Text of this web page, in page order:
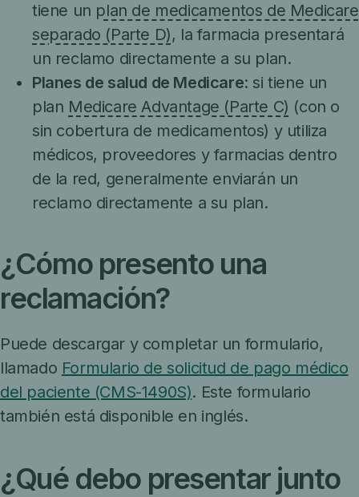
tiene un plan de medicamentos de Medicare
separado (Parte D), la farmacia presentará
un reclamo directamente a su plan.
Planes de salud de Medicare: si tiene un
plan Medicare Advantage (Parte C) (con o
sin cobertura de medicamentos) y utiliza
médicos, proveedores y farmacias dentro
de la red, generalmente enviarán un
reclamo directamente a su plan.
¿Cómo presento una
reclamación?
Puede descargar y completar un formulario,
llamado Formulario de solicitud de pago médico
del paciente (CMS-1490S). Este formulario
también está disponible en inglés.
¿Qué debo presentar junto